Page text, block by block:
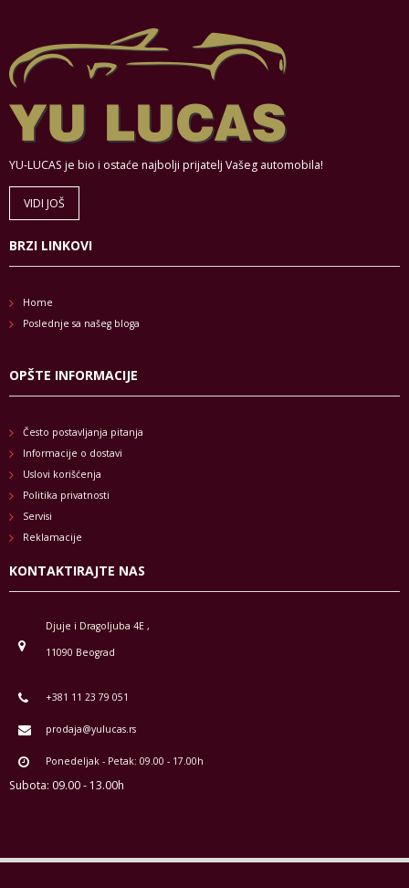
YU-LUCAS je bio i ostaće najbolji prijatelj Vašeg automobila!
VIDI JOŠ
BRZI LINKOVI
Home
Poslednje sa našeg bloga
OPŠTE INFORMACIJE
Često postavljanja pitanja
Informacije o dostavi
Uslovi korišćenja
Politika privatnosti
Servisi
Reklamacije
KONTAKTIRAJTE NAS
Djuje i Dragoljuba 4E ,
11090 Beograd
+381 11 23 79 051
prodaja@yulucas.rs
Ponedeljak - Petak: 09.00 - 17.00h
Subota: 09.00 - 13.00h